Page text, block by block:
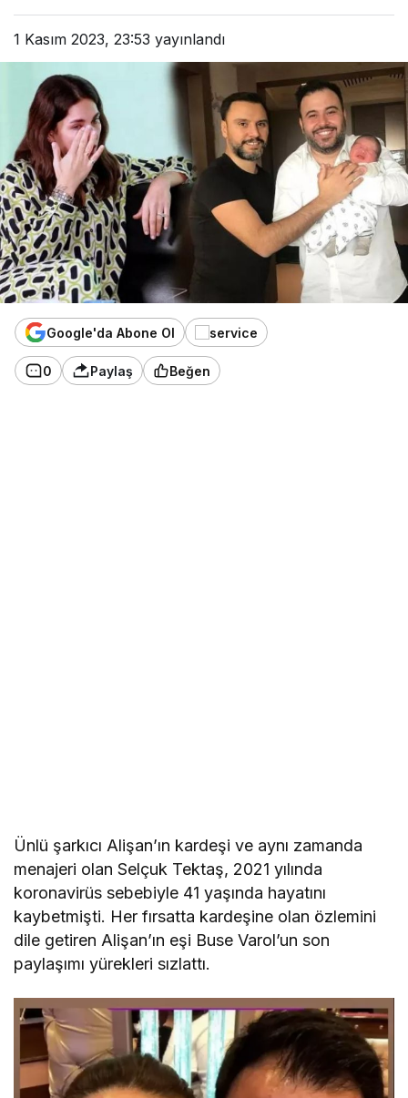
1 Kasım 2023, 23:53 yayınlandı
Google'da Abone Ol
0 Paylaş Beğen
Ünlü şarkıcı Alişan’ın kardeşi ve aynı zamanda
menajeri olan Selçuk Tektaş, 2021 yılında
koronavirüs sebebiyle 41 yaşında hayatını
kaybetmişti. Her fırsatta kardeşine olan özlemini
dile getiren Alişan’ın eşi Buse Varol’un son
paylaşımı yürekleri sızlattı.